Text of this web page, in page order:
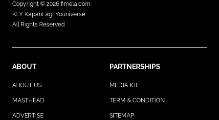
Copyright © 2026 fimela.com
KLY KapanLagi Youniverse
All Rights Reserved
ABOUT PARTNERSHIPS
ABOUT US MEDIA KIT
MASTHEAD TERM & CONDITION
ADVERTISE
SITEMAP